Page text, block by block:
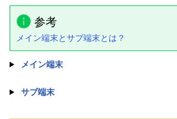
参考
メイン端末とサブ端末とは？
メイン端末
サブ端末